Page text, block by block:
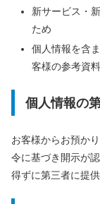
新サービス・
ため
個人情報を含
客様の参考資
個人情報の
お客様からお預か
令に基づき開示が
得ずに第三者に提